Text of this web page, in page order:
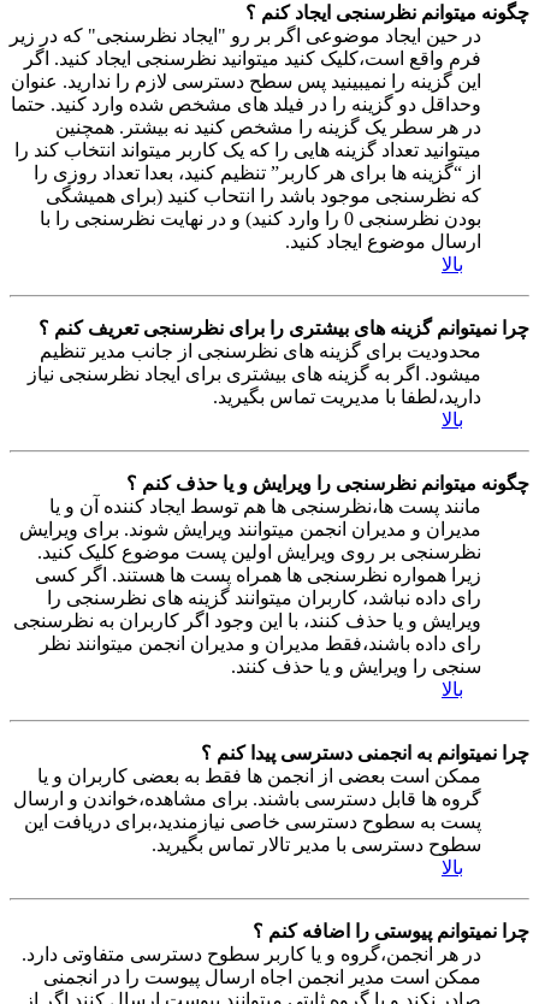
چگونه میتوانم نظرسنجی ایجاد کنم ؟
در حین ایجاد موضوعی اگر بر رو "ایجاد نظرسنجی" که در زیر
فرم واقع است،کلیک کنید میتوانید نظرسنجی ایجاد کنید. اگر
این گزینه را نمیبینید پس سطح دسترسی لازم را ندارید. عنوان
وحداقل دو گزینه را در فیلد های مشخص شده وارد کنید. حتما
در هر سطر یک گزینه را مشخص کنید نه بیشتر. همچنین
میتوانید تعداد گزینه هایی را که یک کاربر میتواند انتخاب کند را
از “گزینه ها برای هر کاربر” تنظیم کنید، بعدا تعداد روزی را
که نظرسنجی موجود باشد را انتحاب کنید (برای همیشگی
بودن نظرسنجی 0 را وارد کنید) و در نهایت نظرسنجی را با
ارسال موضوع ایجاد کنید.
بالا
چرا نمیتوانم گزینه های بیشتری را برای نظرسنجی تعریف کنم ؟
محدودیت برای گزینه های نظرسنجی از جانب مدیر تنظیم
میشود. اگر به گزینه های بیشتری برای ایجاد نظرسنجی نیاز
دارید،لطفا با مدیریت تماس بگیرید.
بالا
چگونه میتوانم نظرسنجی را ویرایش و یا حذف کنم ؟
مانند پست ها،نظرسنجی ها هم توسط ایجاد کننده آن و یا
مدیران و مدیران انجمن میتوانند ویرایش شوند. برای ویرایش
نظرسنجی بر روی ویرایش اولین پست موضوع کلیک کنید.
زیرا همواره نظرسنجی ها همراه پست ها هستند. اگر کسی
رای داده نباشد، کاربران میتوانند گزینه های نظرسنجی را
ویرایش و یا حذف کنند، با این وجود اگر کاربران به نظرسنجی
رای داده باشند،فقط مدیران و مدیران انجمن میتوانند نظر
سنجی را ویرایش و یا حذف کنند.
بالا
چرا نمیتوانم به انجمنی دسترسی پیدا کنم ؟
ممکن است بعضی از انجمن ها فقط به بعضی کاربران و یا
گروه ها قابل دسترسی باشند. برای مشاهده،خواندن و ارسال
پست به سطوح دسترسی خاصی نیازمندید،برای دریافت این
سطوح دسترسی با مدیر تالار تماس بگیرید.
بالا
چرا نمیتوانم پیوستی را اضافه کنم ؟
در هر انجمن،گروه و یا کاربر سطوح دسترسی متفاوتی دارد.
ممکن است مدیر انجمن اجاه ارسال پیوست را در انجمنی
صادر نکند و یا گروه ثابتی میتوانند پیوست ارسال کنند اگر از